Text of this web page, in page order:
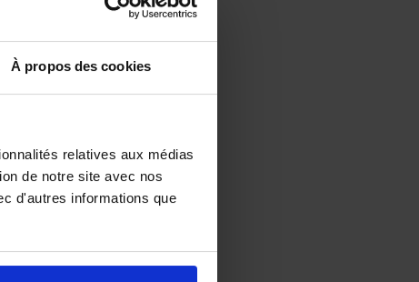
À propos des cookies
relatives aux médias
de notre site avec nos
d'autres informations que